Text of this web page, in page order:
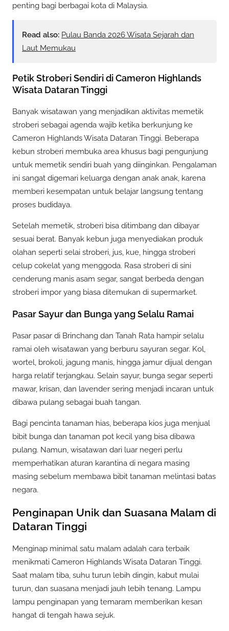
penting bagi berbagai kota di Malaysia.
Read also: Pulau Banda 2026 Wisata Sejarah dan
Laut Memukau
Petik Stroberi Sendiri di Cameron Highlands
Wisata Dataran Tinggi
Banyak wisatawan yang menjadikan aktivitas memetik
stroberi sebagai agenda wajib ketika berkunjung ke
Cameron Highlands Wisata Dataran Tinggi. Beberapa
kebun stroberi membuka area khusus bagi pengunjung
untuk memetik sendiri buah yang diinginkan. Pengalaman
ini sangat digemari keluarga dengan anak anak, karena
memberi kesempatan untuk belajar langsung tentang
proses budidaya.
Setelah memetik, stroberi bisa ditimbang dan dibayar
sesuai berat. Banyak kebun juga menyediakan produk
olahan seperti selai stroberi, jus, kue, hingga stroberi
celup cokelat yang menggoda. Rasa stroberi di sini
cenderung manis asam segar, sangat berbeda dengan
stroberi impor yang biasa ditemukan di supermarket.
Pasar Sayur dan Bunga yang Selalu Ramai
Pasar pasar di Brinchang dan Tanah Rata hampir selalu
ramai oleh wisatawan yang berburu sayuran segar. Kol,
wortel, brokoli, jagung manis, hingga jamur dijual dengan
harga relatif terjangkau. Selain sayur, bunga segar seperti
mawar, krisan, dan lavender sering menjadi incaran untuk
dibawa pulang sebagai buah tangan.
Bagi pencinta tanaman hias, beberapa kios juga menjual
bibit bunga dan tanaman pot kecil yang bisa dibawa
pulang. Namun, wisatawan dari luar negeri perlu
memperhatikan aturan karantina di negara masing
masing sebelum membawa bibit tanaman melintasi batas
negara.
Penginapan Unik dan Suasana Malam di
Dataran Tinggi
Menginap minimal satu malam adalah cara terbaik
menikmati Cameron Highlands Wisata Dataran Tinggi.
Saat malam tiba, suhu turun lebih dingin, kabut mulai
turun, dan suasana menjadi jauh lebih tenang. Lampu
lampu penginapan yang temaram memberikan kesan
hangat di tengah hawa sejuk.